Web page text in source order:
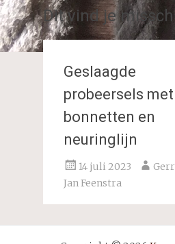
navigatie
Dit vind je
Geslaagde
probeersels met
bonnetten en
neuringlijn
14 juli 2023
Jan Feenstra